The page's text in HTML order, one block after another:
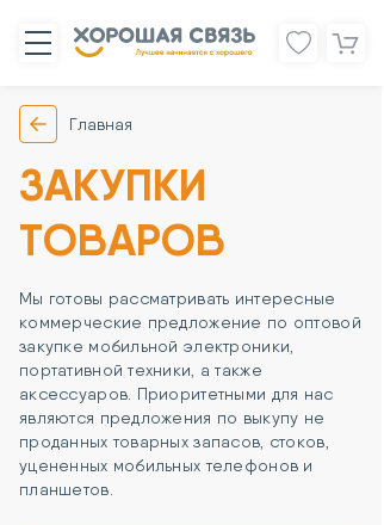
Главная
ЗАКУПКИ
ТОВАРОВ
Мы готовы рассматривать интересные
коммерческие предложение по оптовой
закупке мобильной электроники,
портативной техники, а также
аксессуаров. Приоритетными для нас
являются предложения по выкупу не
проданных товарных запасов, стоков,
уцененных мобильных телефонов и
планшетов.